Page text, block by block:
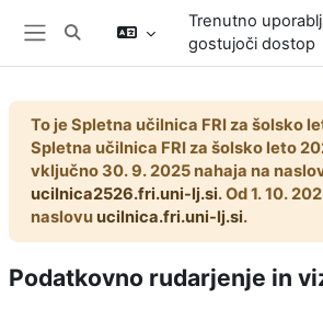
Preskoči na glavno vsebino
Preklopi iskalni vnos
Trenutno
gostujoči dostop
To je Spletna učilnica FRI za šolsko
Spletna učilnica FRI za šolsko leto
vključno 30. 9. 2025 nahaja na
ucilnica2526.fri.uni-lj.si. Od 1. 10.
naslovuucilnica.fri.uni-lj.si.
Podatkovno rudarjenje in